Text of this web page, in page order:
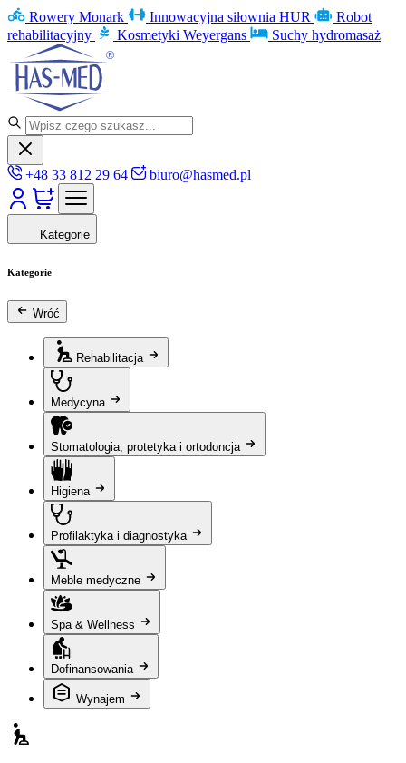
Rowery Monark Innowacyjna siłownia HUR
Robot
rehabilitacyjny
Kosmetyki Weyergans Suchy hydromasaż
+48 33 812 29 64 biuro@hasmed.pl
Kategorie
Kategorie
Wróć
Rehabilitacja
Medycyna
Stomatologia, protetyka i ortodoncja
Higiena
Profilaktyka i diagnostyka
Meble medyczne
Spa & Wellness
Dofinansowania
Wynajem